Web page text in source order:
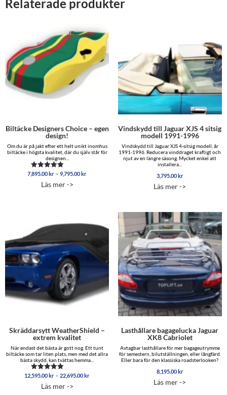
Relaterade produkter
Biltäcke Designers Choice – egen
design!
Om du är på jakt efter ett helt unikt inomhus
biltäcke i högsta kvalitet, där du själv står för
designen...
Betygsatt
av 5
7,895.00kr – 9,795.00krPrisintervall:
Läs mer ->
Vindskydd till Jaguar XJS 4 sitsig
modell 1991-1996
Vindskydd till Jaguar XJS 4-sitsig modell, år
1991-1996. Reducera vinddraget kraftigt och
njut av en längre säsong. Mycket enkel att
installera...
3,795.00kr
Läs mer ->
Skräddarsytt WeatherShield –
extrem kvalitet
När endast det bästa är gott nog. Ett tunt
biltäcke som tar liten plats, men med det allra
bästa skydd, kan tvättas hemma...
Betygsatt
av 5
12,595.00 kr – 22,695.00 krPrisintervall:
Läs mer ->
Lasthållare bagagelucka Jaguar
XK8 Cabriolet
Avtagbar lasthållare för mer bagageutrymme
för semestern, bilutställningen, eller långfärd.
Eller bara för den klassiska roadsterlooken?
8,195.00 kr
Läs mer ->